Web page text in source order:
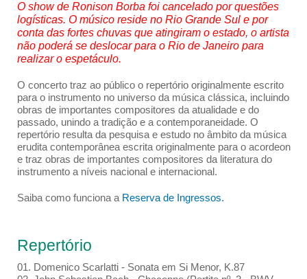
O show de Ronison Borba foi cancelado por questões
logísticas. O músico reside no Rio Grande Sul e por
conta das fortes chuvas que atingiram o estado, o artista
não poderá se deslocar para o Rio de Janeiro para
realizar o espetáculo.
O concerto traz ao público o repertório originalmente escrito
para o instrumento no universo da música clássica, incluindo
obras de importantes compositores da atualidade e do
passado, unindo a tradição e a contemporaneidade. O
repertório resulta da pesquisa e estudo no âmbito da música
erudita contemporânea escrita originalmente para o acordeon
e traz obras de importantes compositores da literatura do
instrumento a níveis nacional e internacional.
Saiba como funciona a Reserva de Ingressos.
Repertório
01. Domenico Scarlatti - Sonata em Si Menor, K.87